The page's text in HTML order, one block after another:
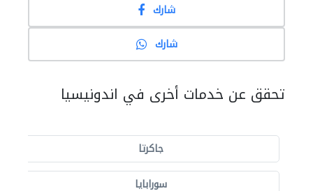
شارك
شارك
تحقق عن خدمات أخرى في اندونيسيا
جاكرتا
سورابايا